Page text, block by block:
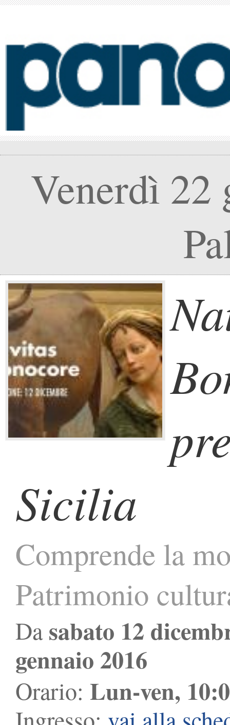
Venerdì 22
Sicilia
Comprende la
Patrimonio
Dasabato 12
gennaio 2016
Orario: Lun-ven,